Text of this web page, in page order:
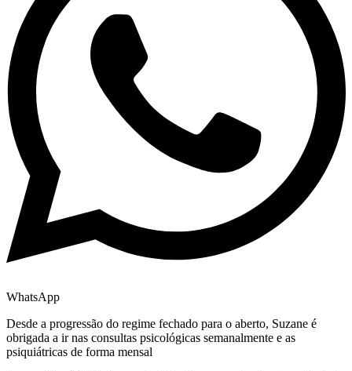
WhatsApp
Desde a progressão do regime fechado para o aberto, Suzane é
obrigada a ir nas consultas psicológicas semanalmente e as
psiquiátricas de forma mensal